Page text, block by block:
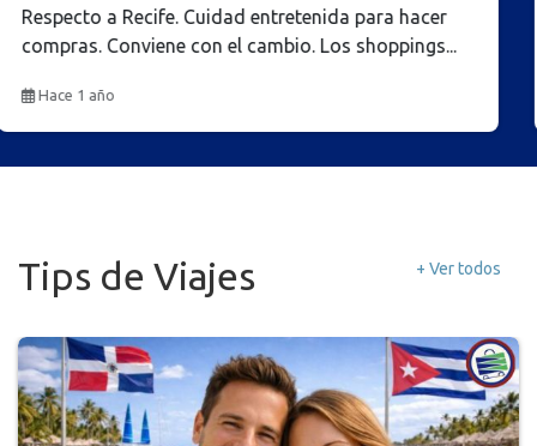
fue excelente antes de viajar , aclarando todas las
dudas brindando todo su...
Hace 1 año
Tips de Viajes + Ver todos